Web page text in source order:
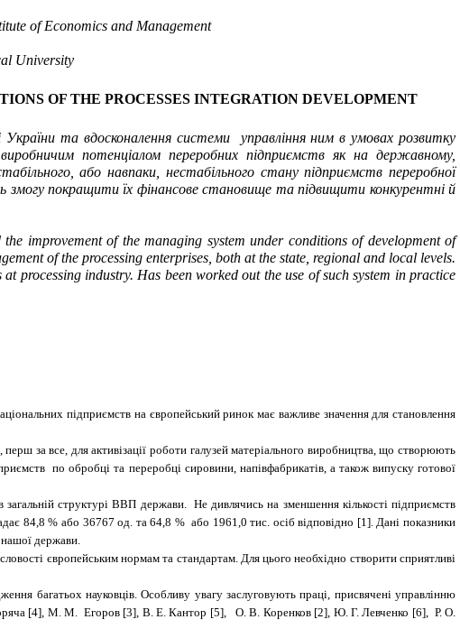
of Economics and Management
University
OF THE PROCESSES INTEGRATION DEVELOPMENT
та вдосконалення системи управління ним в умовах розвитку
виробничим потенціалом переробних підприємств як на державному,
або навпаки, нестабільного стану підприємств переробної
змогу покращити їх фінансове становище та підвищити конкурентні й
improvement of the managing system under conditions of development of
of the processing enterprises, both at the state, regional and local levels.
processing industry. Has been worked out the use of such system in practice
підприємств на європейський ринок має важливе значення для становлення
за все, для активізації роботи галузей матеріального виробництва, що створюють
по обробці та переробці сировини, напівфабрикатів, а також випуску готової
структурі ВВП держави. Не дивлячись на зменшення кількості підприємств
84,8 % або 36767 од. та 64,8 % або 1961,0 тис. осіб відповідно [1]. Дані показники
нашої держави.
європейським нормам та стандартам. Для цього необхідно створити сприятливі
багатьох науковців. Особливу увагу заслуговують праці, присвячені управлінню
[4], М. М. Егоров[3], В. Е. Кантор [5], О. В. Коренков[2], Ю. Г. Левченко [6], Р. О.